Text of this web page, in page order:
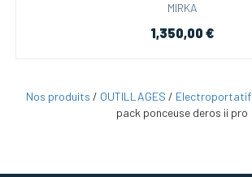
MIRKA
1,350,00 €
Nos produits / OUTILLAGES / Electroportatif
pack ponceuse deros ii pro